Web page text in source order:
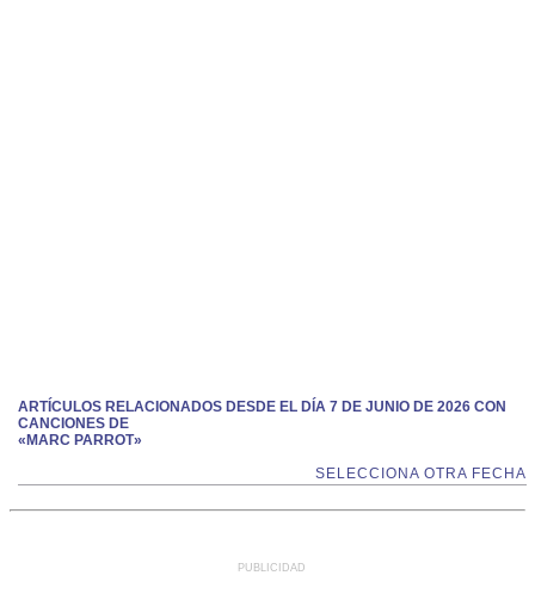
ARTÍCULOS RELACIONADOS DESDE EL DÍA 7 DE JUNIO DE 2026 CON
CANCIONES DE
«MARC PARROT»
SELECCIONA OTRA FECHA
PUBLICIDAD